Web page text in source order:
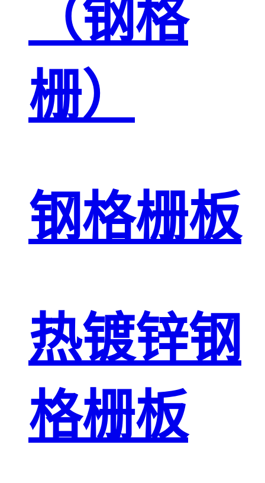
（钢格
栅）
钢格栅板
热镀锌钢
格栅板